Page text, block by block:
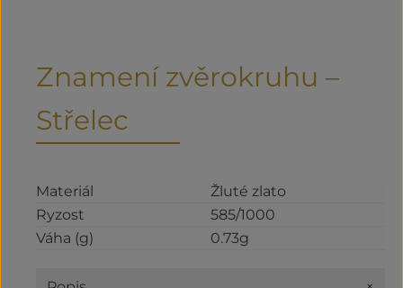
Znamení zvěrokruhu –
Střelec
Materiál
Žluté zlato
Ryzost
585/1000
Váha (g)
0.73g